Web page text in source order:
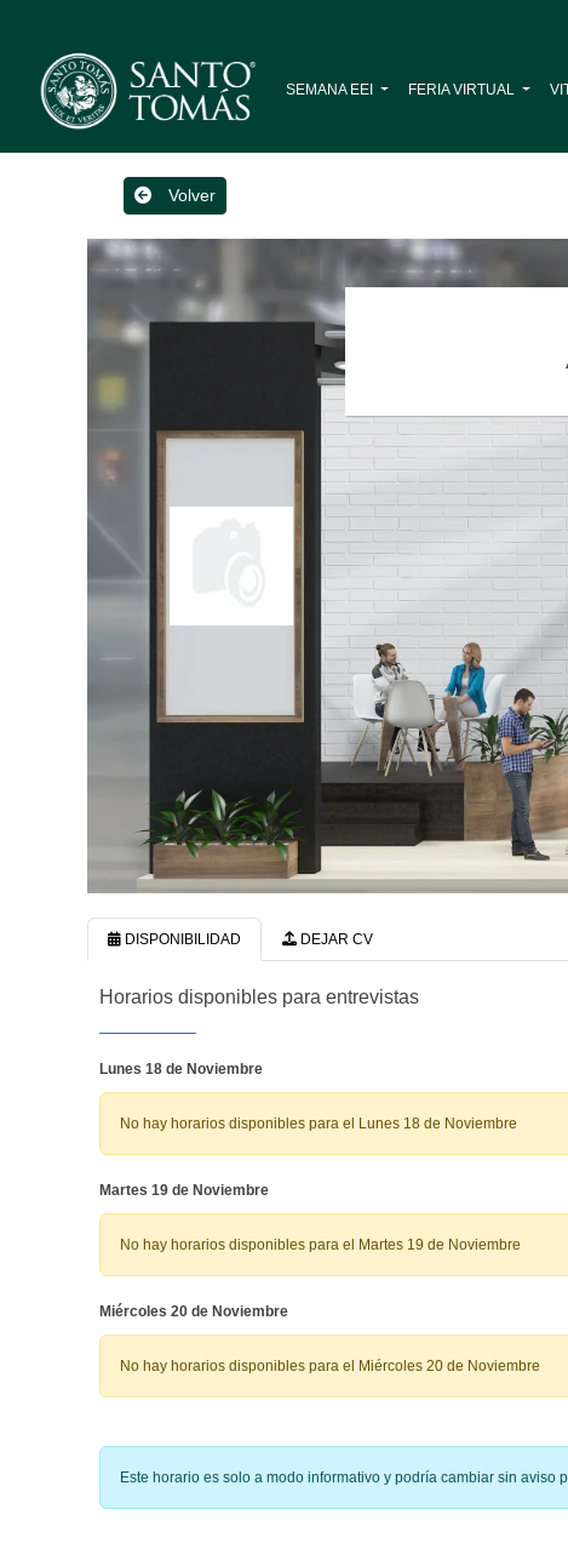
SEMANA EEI FERIA VIRTUAL
Volver
DISPONIBILIDAD DEJAR CV
Horarios disponibles para entrevistas
Lunes 18 de Noviembre
No hay horarios disponibles para el Lunes 18 de Noviembre
Martes 19 de Noviembre
No hay horarios disponibles para el Martes 19 de Noviembre
Miércoles 20 de Noviembre
No hay horarios disponibles para el Miércoles 20 de Noviembre
Este horario es solo a modo informativo y podría cambiar sin aviso